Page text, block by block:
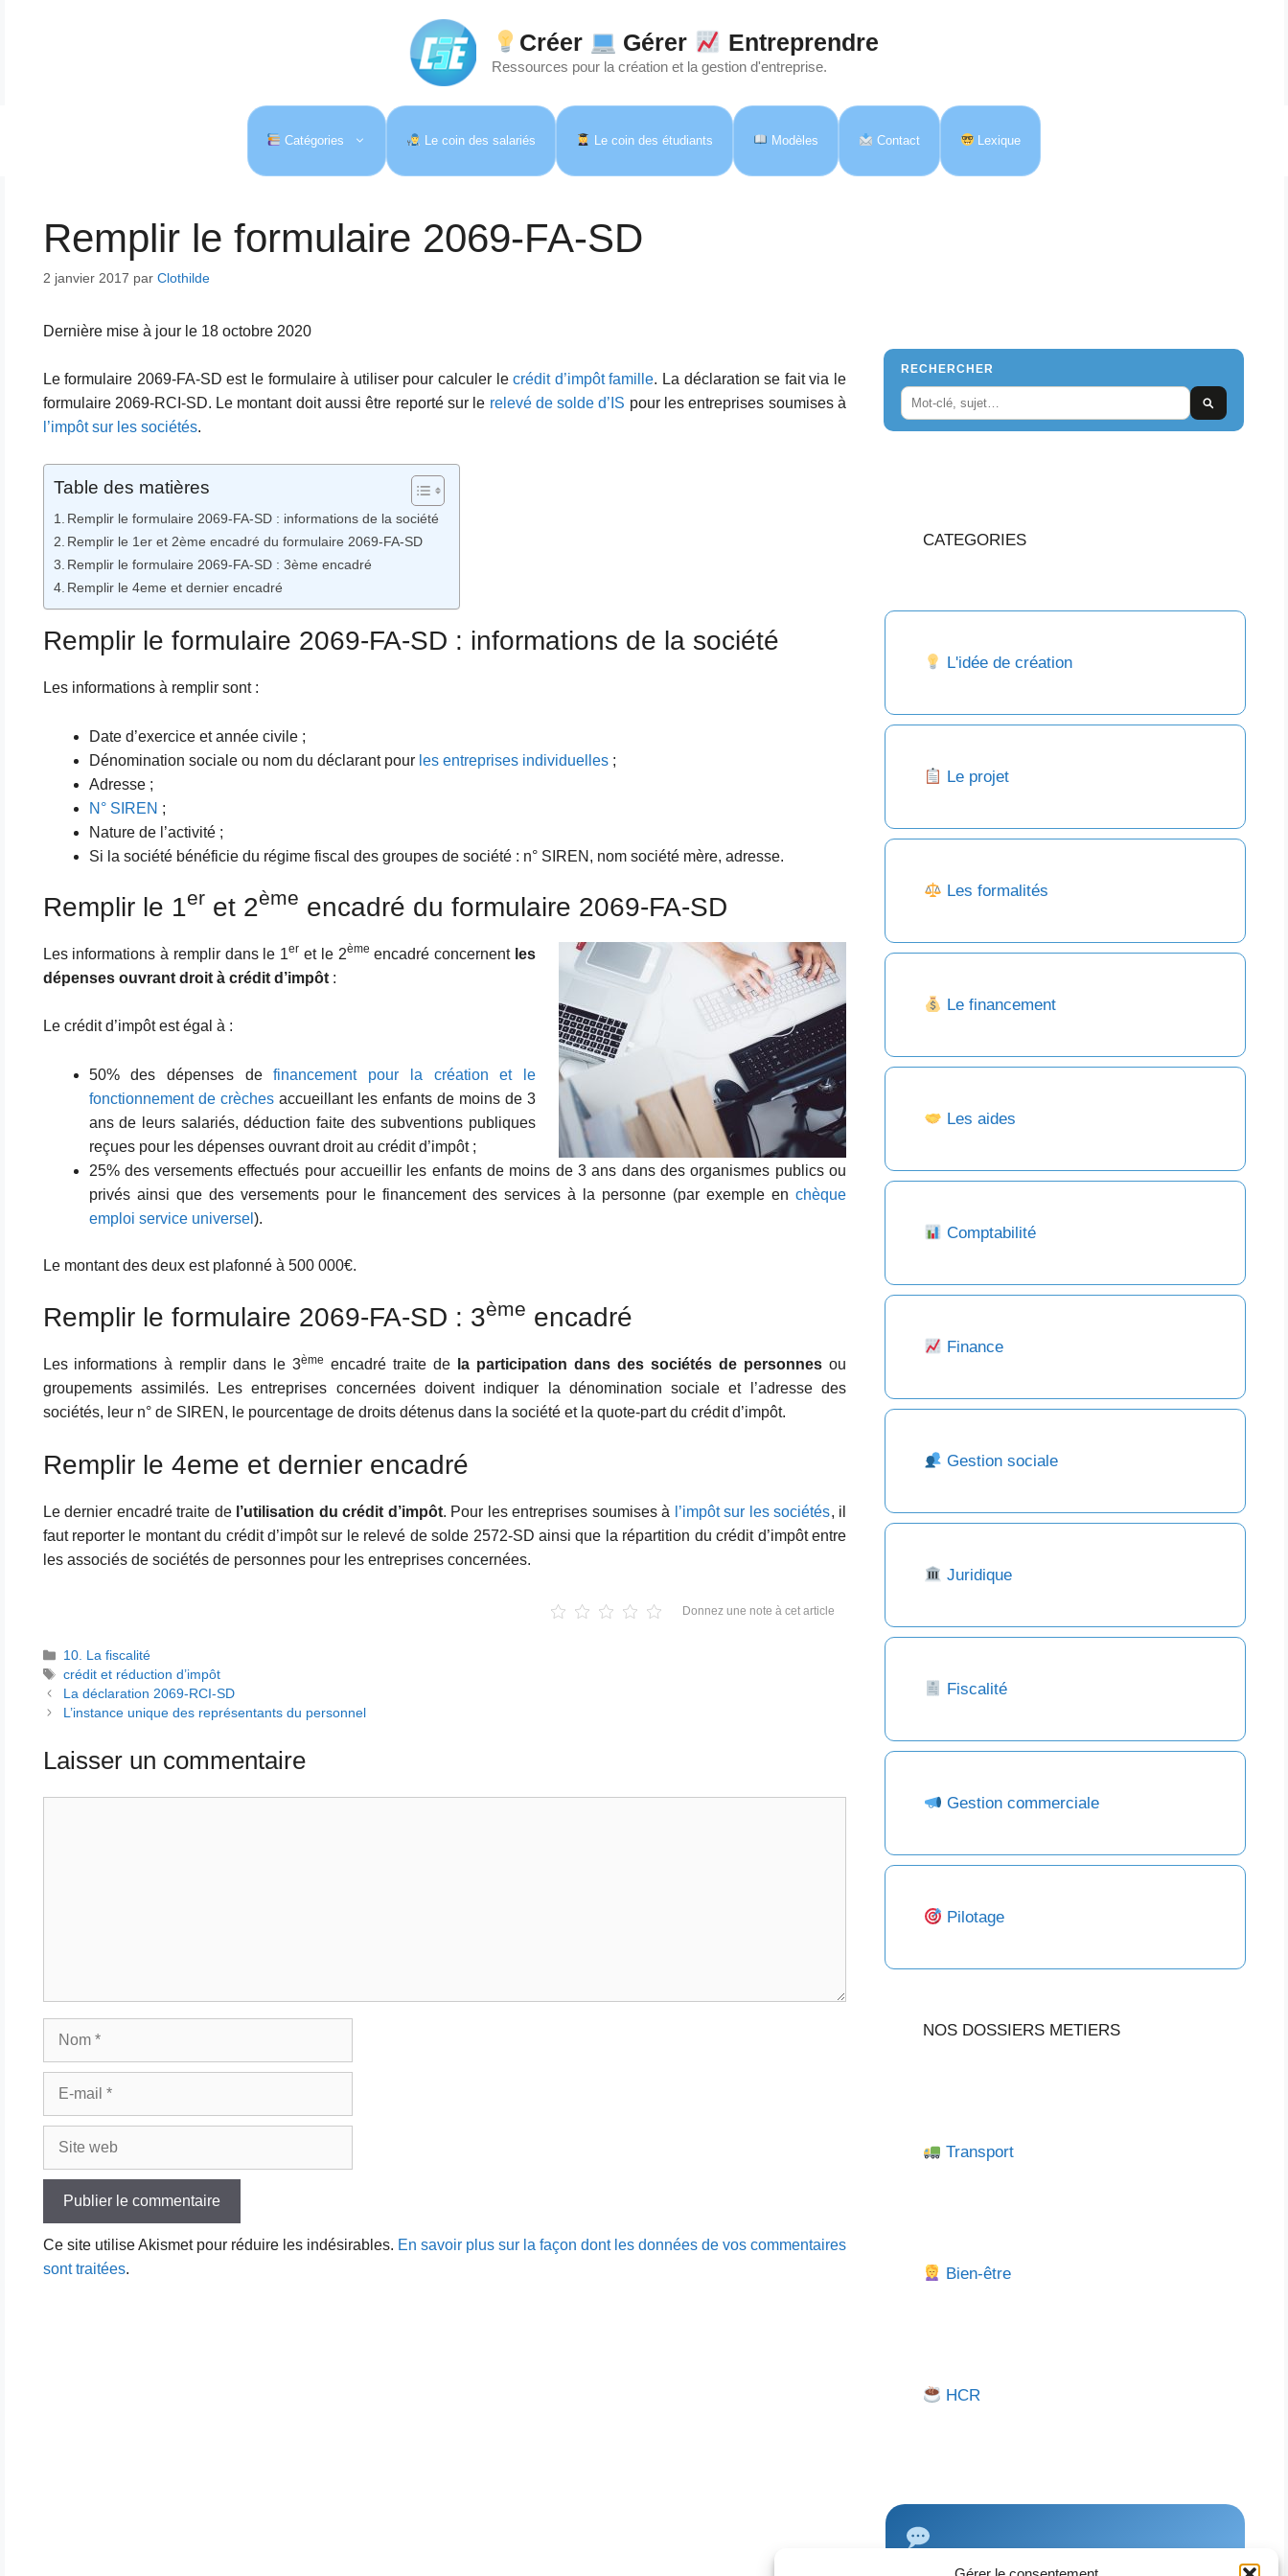
Créer Gérer Entreprendre
Ressources pour la création et la gestion d'entreprise.
Catégories Le coin des salariés Le coin des étudiants Modèles Contact Lexique
Remplir le formulaire 2069-FA-SD
2 janvier 2017 par Clothilde
Dernière mise à jour le 18 octobre 2020
Le formulaire 2069-FA-SD est le formulaire à utiliser pour calculer lecrédit d’impôt famille. La déclaration se fait via le
formulaire 2069-RCI-SD. Le montant doit aussi être reporté sur le relevé de solde d’IS pour les entreprises soumises à
l’impôt sur les sociétés.
Table des matières
Remplir le formulaire 2069-FA-SD : informations de la société
Remplir le 1er et 2ème encadré du formulaire 2069-FA-SD
Remplir le formulaire 2069-FA-SD : 3ème encadré
Remplir le 4eme et dernier encadré
Remplir le formulaire 2069-FA-SD : informations de la société
Les informations à remplir sont :
Date d’exercice et année civile ;
Dénomination sociale ou nom du déclarant pour les entreprises individuelles;
Adresse ;
N° SIREN ;
Nature de l’activité ;
Si la société bénéficie du régime fiscal des groupes de société : n° SIREN, nom société mère, adresse.
Remplir le 1er et 2ème encadré du formulaire 2069-FA-SD
Les informations à remplir dans le 1er et le 2ème encadré concernent les
dépenses ouvrant droit à crédit d’impôt:
Le crédit d’impôt est égal à :
50% des dépenses definancement pour la création et le
fonctionnement de crèchesaccueillant les enfants de moins de 3
ans de leurs salariés, déduction faite des subventions publiques
reçues pour les dépenses ouvrant droit au crédit d’impôt ;
25% des versements effectués pour accueillir les enfants de moins de 3 ans dans des organismes publics ou
privés ainsi que des versements pour le financement des services à la personne (par exemple en chèque
emploi service universel ).
Le montant des deux est plafonné à 500 000€.
Remplir le formulaire 2069-FA-SD : 3ème encadré
Les informations à remplir dans le 3ème encadré traite de la participation dans des sociétés de personnes ou
groupements assimilés. Les entreprises concernées doivent indiquer la dénomination sociale et l’adresse des
sociétés, leur n° de SIREN, le pourcentage de droits détenus dans la société et la quote-part du crédit d’impôt.
Remplir le 4eme et dernier encadré
Le dernier encadré traite de l’utilisation du crédit d’impôt. Pour les entreprises soumises à l’impôt sur les sociétés, il
faut reporter le montant du crédit d’impôt sur le relevé de solde 2572-SD ainsi que la répartition du crédit d’impôt entre
les associés de sociétés de personnes pour les entreprises concernées.
Donnez une note à cet article
Catégories
10. La fiscalité
Étiquettes
crédit et réduction d’impôt
La déclaration 2069-RCI-SD
L’instance unique des représentants du personnel
Laisser un commentaire
Ce site utilise Akismet pour réduire les indésirables. En savoir plus sur la façon dont les données de vos commentaires
sont traitées.
RECHERCHER
CATEGORIES
L'idée de création
Le projet
Les formalités
Le financement
Les aides
Comptabilité
Finance
Gestion sociale
Juridique
Fiscalité
Gestion commerciale
Pilotage
NOS DOSSIERS METIERS
Transport
Bien-être
HCR